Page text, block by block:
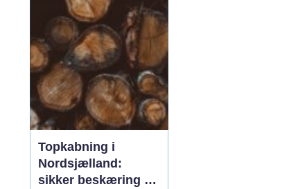
til et moderne og
holdbart hjem, mens det
modsatte kan give dyre
r...
Topkabning i
Nordsjælland:
sikker beskæring af